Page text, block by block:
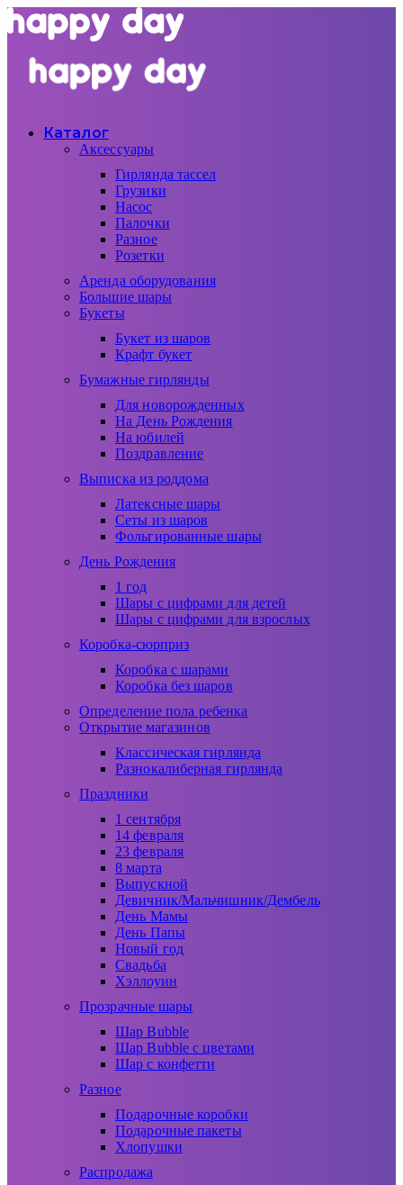
Каталог
Аксессуары
Гирлянда тассел
Грузики
Насос
Палочки
Разное
Розетки
Аренда оборудования
Большие шары
Букеты
Букет из шаров
Крафт букет
Бумажные гирлянды
Для новорожденных
На День Рождения
На юбилей
Поздравление
Выписка из роддома
Латексные шары
Сеты из шаров
Фольгированные шары
День Рождения
1 год
Шары с цифрами для детей
Шары с цифрами для взрослых
Коробка-сюрприз
Коробка с шарами
Коробка без шаров
Определение пола ребенка
Открытие магазинов
Классическая гирлянда
Разнокалиберная гирлянда
Праздники
1 сентября
14 февраля
23 февраля
8 марта
Выпускной
Девичник/Мальчишник/Дембель
День Мамы
День Папы
Новый год
Свадьба
Хэллоуин
Прозрачные шары
Шар Bubble
Шар Bubble с цветами
Шар с конфетти
Разное
Подарочные коробки
Подарочные пакеты
Хлопушки
Распродажа